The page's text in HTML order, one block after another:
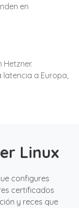
en
Hetzner.
latencia a Europa,
Linux
configures
certificados
y reces que